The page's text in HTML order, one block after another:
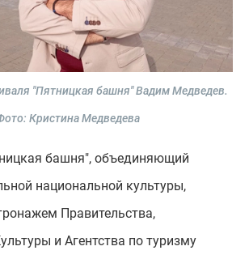
"Пятницкая башня" Вадим Медведев.
Кристина Медведева
башня", объединяющий
национальной культуры,
Правительства,
и Агентства по туризму